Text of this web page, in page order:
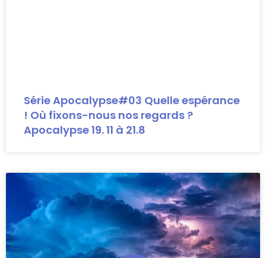
Série Apocalypse#03 Quelle espérance
! Où fixons-nous nos regards ?
Apocalypse 19. 11 à 21.8